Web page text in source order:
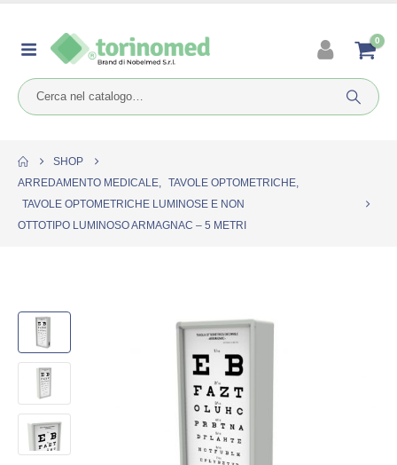
0
SHOP
ARREDAMENTO MEDICALE, TAVOLE OPTOMETRICHE,
TAVOLE OPTOMETRICHE LUMINOSE E NON
OTTOTIPO LUMINOSO ARMAGNAC – 5 METRI